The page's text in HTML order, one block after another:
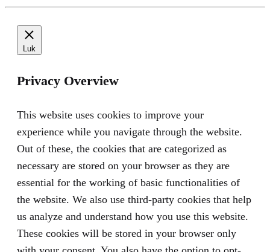
Luk
Privacy Overview
This website uses cookies to improve your
experience while you navigate through the website.
Out of these, the cookies that are categorized as
necessary are stored on your browser as they are
essential for the working of basic functionalities of
the website. We also use third-party cookies that help
us analyze and understand how you use this website.
These cookies will be stored in your browser only